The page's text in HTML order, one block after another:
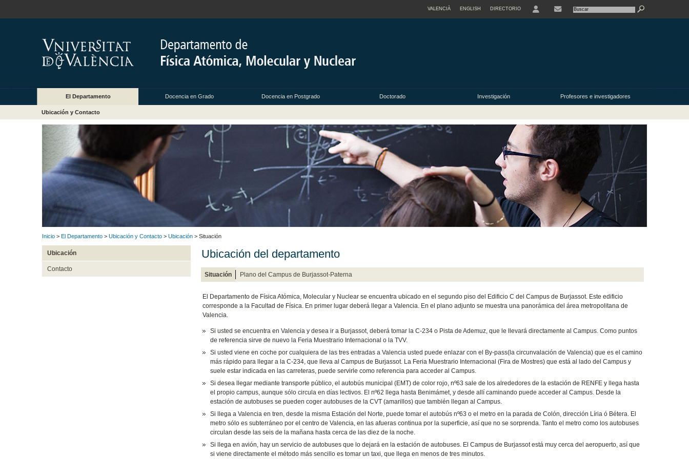
VALENCIÀ ENGLISH DIRECTORIO
El Departamento Docencia en Grado Docencia en Postgrado Doctorado Investigación Profesores e investigadores
Ubicación y Contacto
Inicio > El Departamento > Ubicación y Contacto > Ubicación > Situación
Ubicación
Contacto
Ubicación del departamento
Situación Plano del Campus de Burjassot-Paterna
El Departamento de Física Atómica, Molecular y Nuclear se encuentra ubicado en el segundo piso del Edificio C del Campus de Burjassot. Este edificio
corresponde a la Facultad de Física. En primer lugar deberá llegar a Valencia. En el plano adjunto se muestra una panorámica del área metropolitana de
Valencia.
Si usted se encuentra en Valencia y desea ir a Burjassot, deberá tomar la C-234 o Pista de Ademuz, que le llevará directamente al Campus. Como puntos
de referencia sirve de nuevo la Feria Muestrario Internacional o la TVV.
Si usted viene en coche por cualquiera de las tres entradas a Valencia usted puede enlazar con el By-pass(la circunvalación de Valencia) que es el camino
más rápido para llegar a la C-234, que lleva al Campus de Burjassot. La Feria Muestrario Internacional (Fira de Mostres) que está al lado del Campus y
suele estar indicada en las carreteras, puede servirle como referencia para acceder al Campus.
Si desea llegar mediante transporte público, el autobús municipal (EMT) de color rojo, nº63 sale de los alrededores de la estación de RENFE y llega hasta
el propio campus, aunque sólo circula en días lectivos. El nº62 llega hasta Benimámet, y desde allí caminando puede acceder al Campus. Desde la
estación de autobuses se pueden coger autobuses de la CVT (amarillos) que también llegan al Campus.
Si llega a Valencia en tren, desde la misma Estación del Norte, puede tomar el autobús nº63 o el metro en la parada de Colón, dirección Líria ó Bétera. El
metro sólo es subterráneo por el centro de Valencia, en las afueras continua por la superficie, así que no se sorprenda. Tanto el metro como los autobuses
circulan desde las seis de la mañana hasta cerca de las diez de la noche.
Si llega en avión, hay un servicio de autobuses que lo dejará en la estación de autobuses. El Campus de Burjassot está muy cerca del aeropuerto, así que
si viene directamente el método más sencillo es tomar un taxi, que llega en menos de tres minutos.